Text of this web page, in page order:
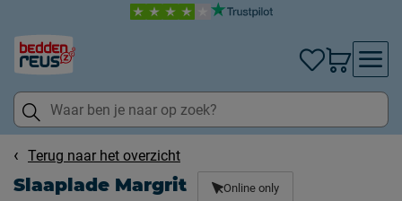
Terug naar het overzicht
Slaaplade Margrit Online only